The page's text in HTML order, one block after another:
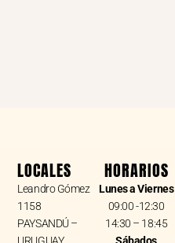
LOCALES
Leandro Gómez
1158
PAYSANDÚ –
HORARIOS
Lunes a Viernes
09:00 -12:30
14:30 – 18:45